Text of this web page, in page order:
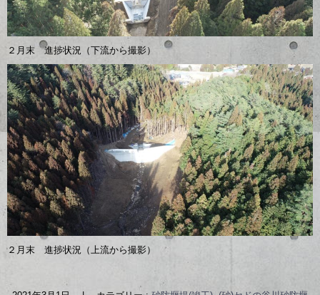
２月末 進捗状況（下流から撮影）
２月末 進捗状況（上流から撮影）